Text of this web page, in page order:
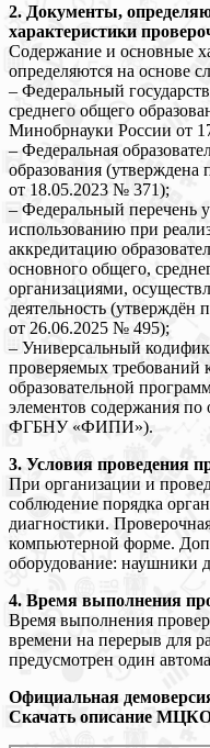
2. Документы,
характеристики
Содержание и основные
определяются на основе
– Федеральный
среднего общего
Минобрнауки России от
– Федеральная
образования
от 18.05.2023 № 371);
– Федеральный перечень
использованию при
аккредитацию
основного общего,
организациями,
деятельность
от 26.06.2025 № 495);
– Универсальный
проверяемых требований
образовательной
элементов содержания
ФГБНУ «ФИПИ»).
3. Условия проведения
При организации и
соблюдение порядка
диагностики.
компьютерной форме.
оборудование: наушники
4. Время выполнения
Время выполнения
времени на перерыв для
предусмотрен один
Официальная
Скачать описание